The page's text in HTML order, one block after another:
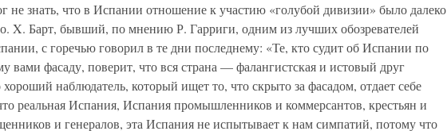
не знать, что в Испании отношение к участию «голубой дивизии» было далеко
X. Барт, бывший, по мнению Р. Гарриги, одним из лучших обозревателей
с горечью говорил в те дни последнему: «Те, кто судит об Испании по
вами фасаду, поверит, что вся страна — фалангистская и истовый друг
наблюдатель, который ищет то, что скрыто за фасадом, отдает себе
реальная Испания, Испания промышленников и коммерсантов, крестьян и
и генералов, эта Испания не испытывает к нам симпатий, потому что